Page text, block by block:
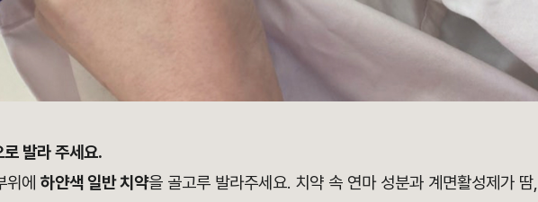
발라 주세요.
위에 하얀색 일반 치약을 골고루 발라주세요. 치약 속 연마 성분과 계면활성제가 땀,